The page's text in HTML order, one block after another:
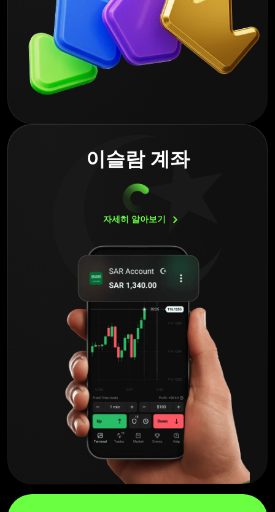
이슬람 계좌
자세히 알아보기